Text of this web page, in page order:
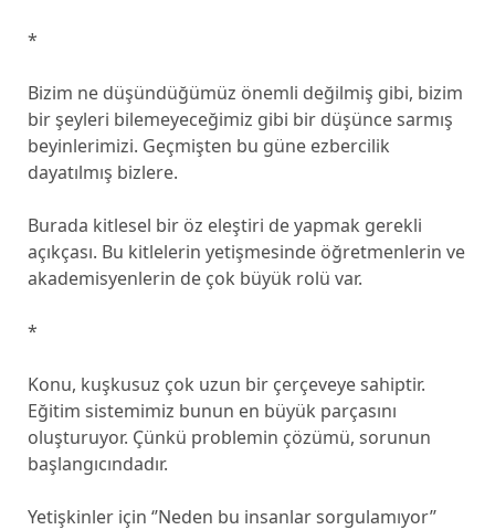
*
Bizim ne düşündüğümüz önemli değilmiş gibi, bizim
bir şeyleri bilemeyeceğimiz gibi bir düşünce sarmış
beyinlerimizi. Geçmişten bu güne ezbercilik
dayatılmış bizlere.
Burada kitlesel bir öz eleştiri de yapmak gerekli
açıkçası. Bu kitlelerin yetişmesinde öğretmenlerin ve
akademisyenlerin de çok büyük rolü var.
*
Konu, kuşkusuz çok uzun bir çerçeveye sahiptir.
Eğitim sistemimiz bunun en büyük parçasını
oluşturuyor. Çünkü problemin çözümü, sorunun
başlangıcındadır.
Yetişkinler için ‘’Neden bu insanlar sorgulamıyor’’